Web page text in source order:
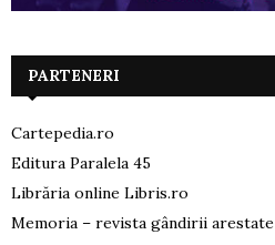
PARTENERI
Cartepedia.ro
Editura Paralela 45
Librăria online Libris.ro
Memoria – revista gândirii arestate